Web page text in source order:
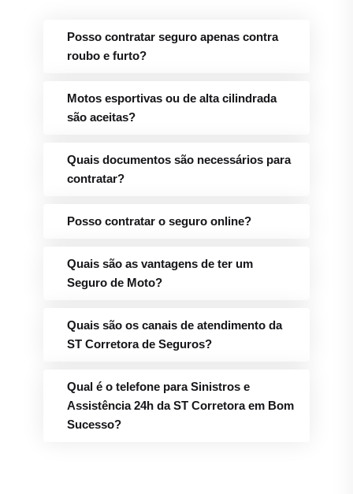
Posso contratar seguro apenas contra
roubo e furto?
Motos esportivas ou de alta cilindrada
são aceitas?
Quais documentos são necessários para
contratar?
Posso contratar o seguro online?
Quais são as vantagens de ter um
Seguro de Moto?
Quais são os canais de atendimento da
ST Corretora de Seguros?
Qual é o telefone para Sinistros e
Assistência 24h da ST Corretora em Bom
Sucesso?